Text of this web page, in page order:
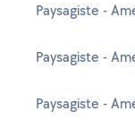
Paysagiste -
Paysagiste -
Paysagiste -